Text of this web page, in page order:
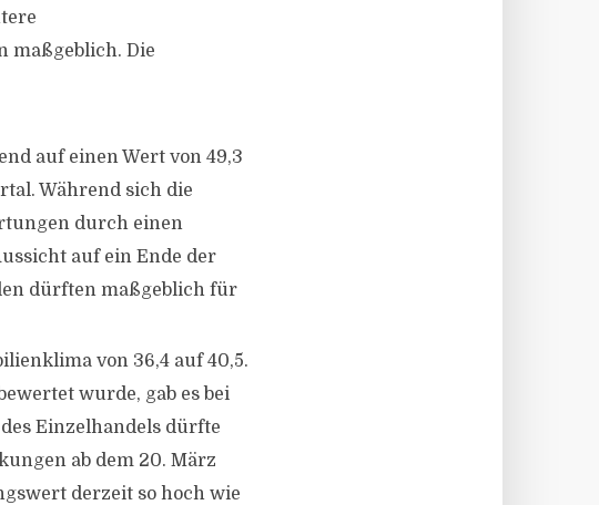
maßgeblich. Die
auf einen Wert von 49,3
Während sich die
durch einen
auf ein Ende der
dürften maßgeblich für
von 36,4 auf 40,5.
wurde, gab es bei
Einzelhandels dürfte
ab dem 20. März
derzeit so hoch wie